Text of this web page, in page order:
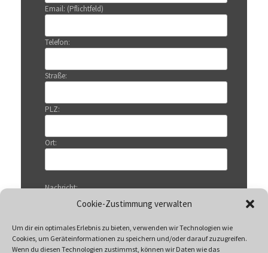
Cookie-Zustimmung verwalten
Um dir ein optimales Erlebnis zu bieten, verwenden wir Technologien wie
Cookies, um Geräteinformationen zu speichern und/oder darauf zuzugreifen.
Wenn du diesen Technologien zustimmst, können wir Daten wie das
Email: (Pflichtfeld)
Telefon:
Straße:
PLZ:
Ort:
Nachricht: